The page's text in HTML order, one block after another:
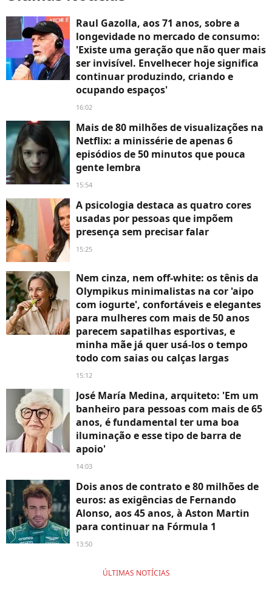
Raul Gazolla, aos 71 anos, sobre a
longevidade no mercado de consumo:
'Existe uma geração que não quer mais
ser invisível. Envelhecer hoje significa
continuar produzindo, criando e
ocupando espaços'
16:02
Mais de 80 milhões de visualizações na
Netflix: a minissérie de apenas 6
episódios de 50 minutos que pouca
gente lembra
15:54
A psicologia destaca as quatro cores
usadas por pessoas que impõem
presença sem precisar falar
15:25
Nem cinza, nem off-white: os tênis da
Olympikus minimalistas na cor 'aipo
com iogurte', confortáveis e elegantes
para mulheres com mais de 50 anos
parecem sapatilhas esportivas, e
minha mãe já quer usá-los o tempo
todo com saias ou calças largas
15:12
José María Medina, arquiteto: 'Em um
banheiro para pessoas com mais de 65
anos, é fundamental ter uma boa
iluminação e esse tipo de barra de
apoio'
14:03
Dois anos de contrato e 80 milhões de
euros: as exigências de Fernando
Alonso, aos 45 anos, à Aston Martin
para continuar na Fórmula 1
13:50
ÚLTIMAS NOTÍCIAS